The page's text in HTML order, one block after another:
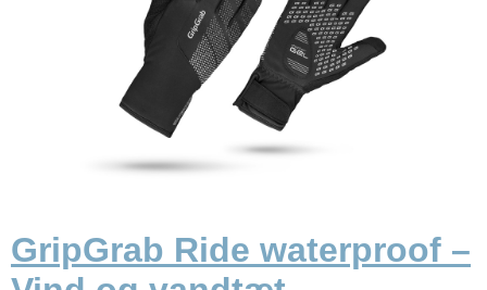
GripGrab Ride waterproof –